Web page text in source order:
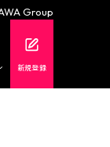
Group
新規登録